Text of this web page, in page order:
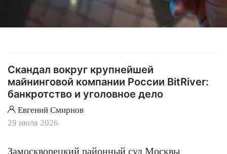
Скандал вокруг крупнейшей
майнинговой компании России BitRiver:
банкротство и уголовное дело
Евгений Смирнов
29 июля 2026
Замоскворецкий районный суд Москвы